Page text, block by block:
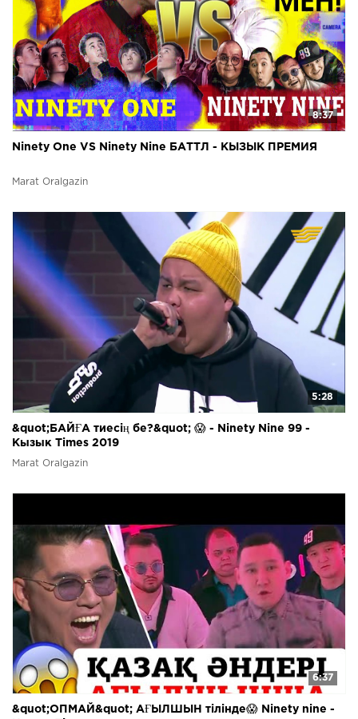
8:37
Ninety One VS Ninety Nine БАТТЛ - КЫЗЫК ПРЕМИЯ
Marat Oralgazin
5:28
&quot;БАЙҒА тиесің бе?&quot; 😱 - Ninety Nine 99 -
Кызык Times 2019
Marat Oralgazin
6:37
&quot;ОПМАЙ&quot; АҒЫЛШЫН тілінде😱 Ninety nine -